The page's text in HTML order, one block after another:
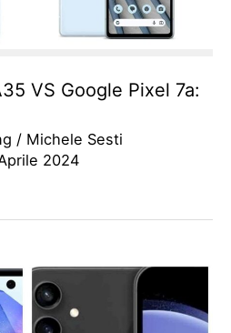
VS Google Pixel 7a:
/ Michele Sesti
2024